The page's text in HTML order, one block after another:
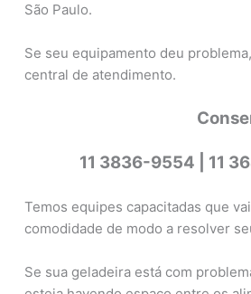
São Paulo.
Se seu equipamento deu
central de atendimento.
11 3836-9554 | 11
Temos equipes capacitadas que
comodidade de modo a resolver
Se sua geladeira está com